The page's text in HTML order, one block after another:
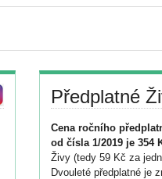
Předplatné
Cena ročního
od čísla 1/2019 je 354
Živy (tedy 59 Kč za
Dvouleté předplatné je